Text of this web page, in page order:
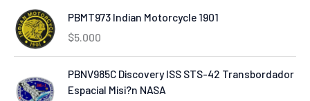
PBMT973 Indian Motorcycle 1901
$5.000
PBNV985C Discovery ISS STS-42 Transbordador
Espacial Misi?n NASA